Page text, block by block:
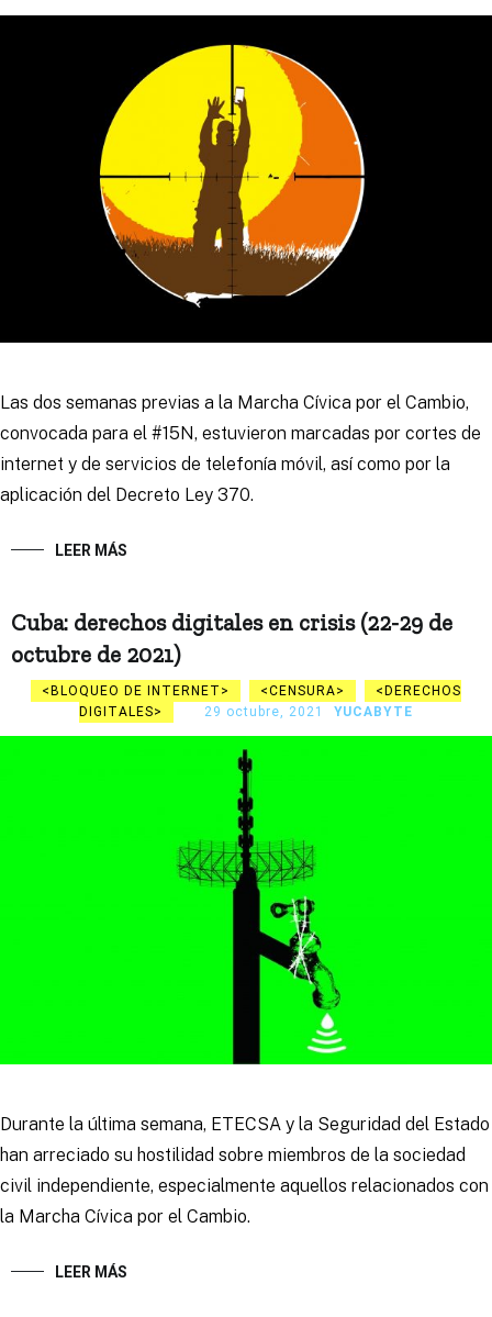
Las dos semanas previas a la Marcha Cívica por el Cambio,
convocada para el #15N, estuvieron marcadas por cortes de
internet y de servicios de telefonía móvil, así como por la
aplicación del Decreto Ley 370.
LEER MÁS
Cuba: derechos digitales en crisis (22-29 de
octubre de 2021)
BLOQUEO DE INTERNET CENSURA
DERECHOS
DIGITALES
29 octubre, 2021 YUCABYTE
Durante la última semana, ETECSA y la Seguridad del Estado
han arreciado su hostilidad sobre miembros de la sociedad
civil independiente, especialmente aquellos relacionados con
la Marcha Cívica por el Cambio.
LEER MÁS